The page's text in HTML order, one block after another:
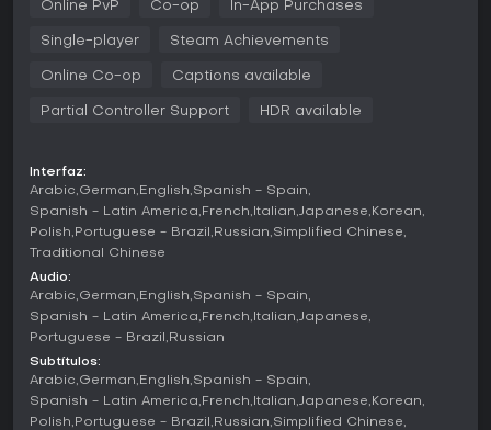
basados en cobertura contra todo tipo de enemigos.
habilidades como drones o torretas aportan profundidad
demolitionist, sharpshooter y survivalist- se desbloquean
específicos.
Las mecánicas priorizan el trabajo en equipo, con opciones
para asignar roles en grupos. Incluye un sistema de gear
score que limita el acceso a dificultades superiores,
incentivando el farming de mejor equipo. Las
actualizaciones recientes han añadido el realism mode, que
sube la dificultad eliminando elementos del HUD y
aumentando la letalidad enemiga, lo que hace más
El juego mezcla modos para un jugador y multijugador. La
Online PvP Co-op In-App Purchases
Single-player Steam Achievements
Online Co-op Captions available
Partial Controller Support HDR available
Interfaz:
Arabic German English Spanish - Spain
Spanish - Latin America French Italian Japanese Korean
Polish Portuguese - Brazil Russian Simplified Chinese
Traditional Chinese
Audio:
Arabic German English Spanish - Spain
Spanish - Latin America French Italian Japanese
Portuguese - Brazil
Russian
Subtítulos:
Arabic German English Spanish - Spain
Spanish - Latin America French Italian Japanese Korean
Polish Portuguese - Brazil Russian Simplified Chinese